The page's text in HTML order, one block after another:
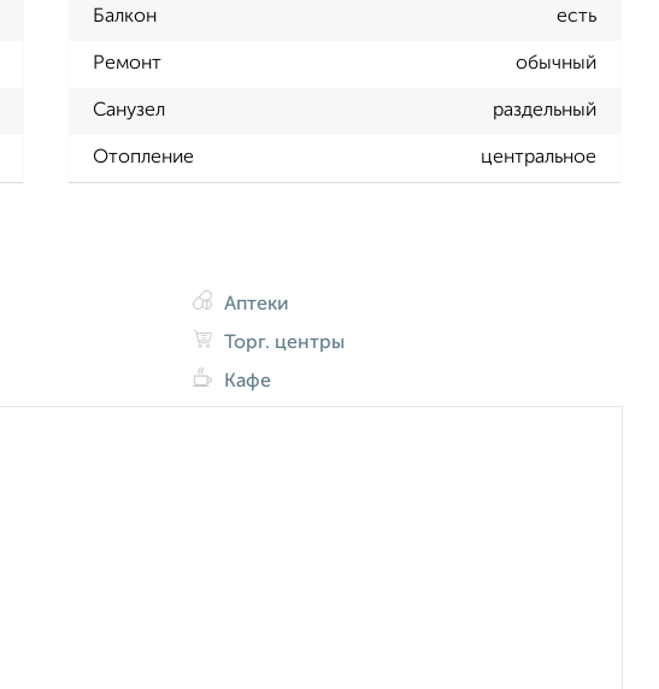
Балкон есть
Ремонт обычный
Санузел раздельный
Отопление центральное
Аптеки
Торг. центры
Кафе